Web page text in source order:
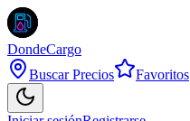
DondeCargo
Buscar Precios
Favoritos